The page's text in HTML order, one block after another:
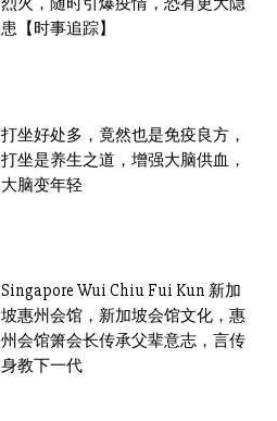
患【时事追踪】
打坐好处多，竟然也是免疫良方，
打坐是养生之道，增强大脑供血，
大脑变年轻
Singapore Wui Chiu Fui Kun 新加
坡惠州会馆，新加坡会馆文化，惠
州会馆箫会长传承父辈意志，言传
身教下一代